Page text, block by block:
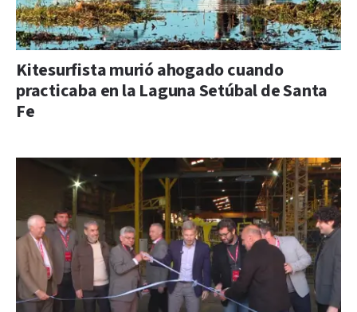
Kitesurfista murió ahogado cuando
practicaba en la Laguna Setúbal de Santa
Fe